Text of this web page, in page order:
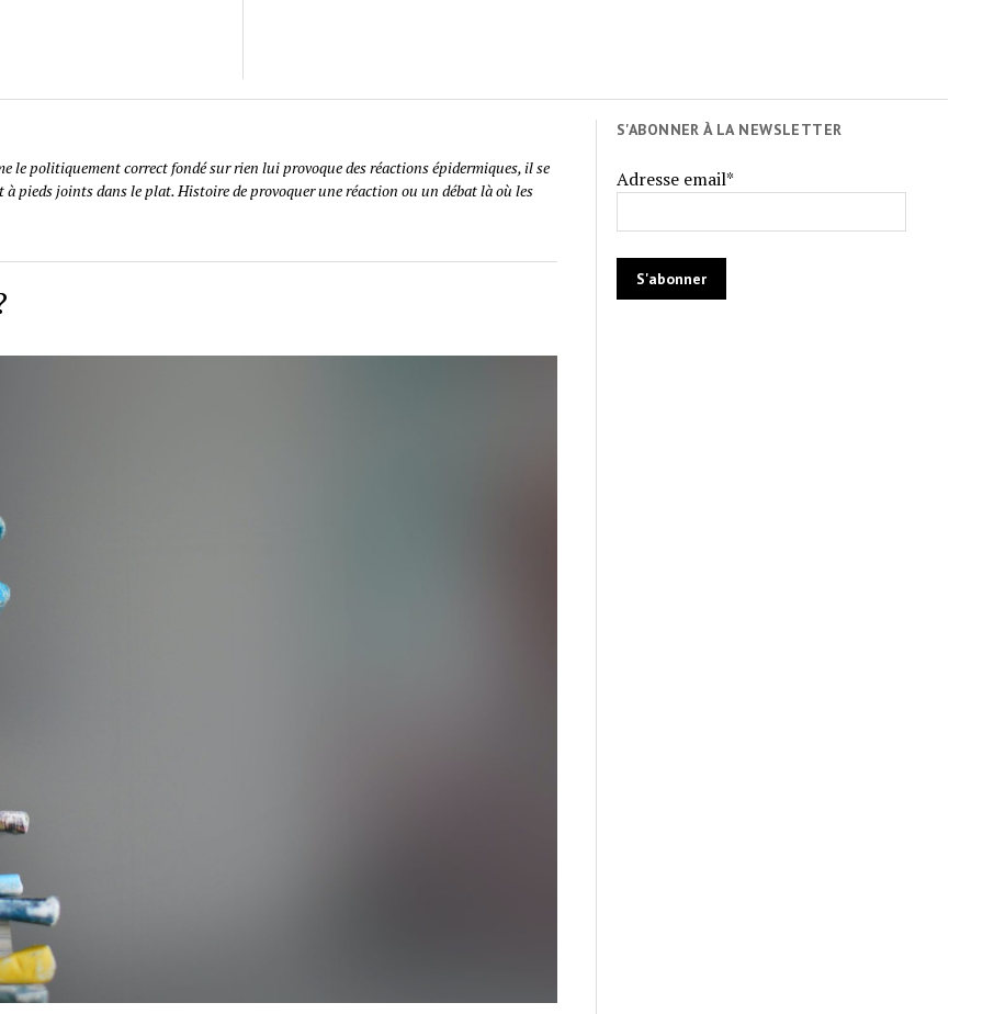
le politiquement correct fondé sur rien lui provoque des réactions épidermiques, il se
pieds joints dans le plat. Histoire de provoquer une réaction ou un débat là où les
S'ABONNER À LA NEWSLETTER
Adresse email*